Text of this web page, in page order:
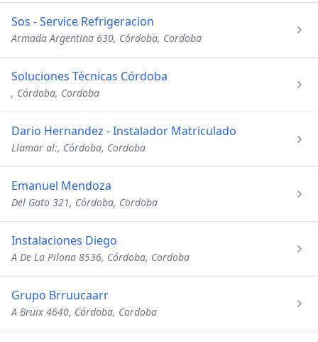
Sos - Service Refrigeracion
Armada Argentina 630, Córdoba, Cordoba
Soluciones Técnicas Córdoba
, Córdoba, Cordoba
Dario Hernandez - Instalador Matriculado
Llamar al:, Córdoba, Cordoba
Emanuel Mendoza
Del Gato 321, Córdoba, Cordoba
Instalaciones Diego
A De La Pilona 8536, Córdoba, Cordoba
Grupo Brruucaarr
A Bruix 4640, Córdoba, Cordoba